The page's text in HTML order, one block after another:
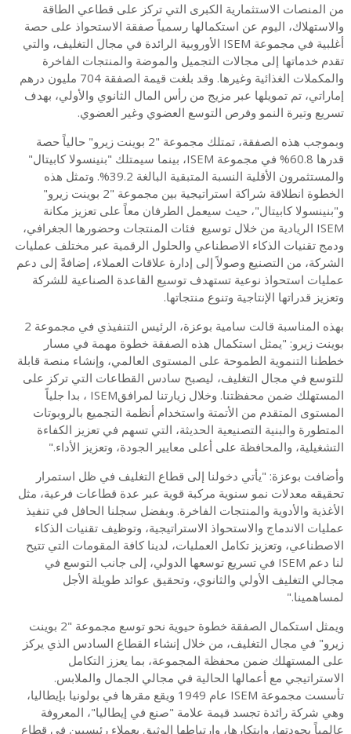
من المنصات الاستثمارية الكبرى التي تركز على قطاعي الطاقة
والاستهلاك، اليوم عن استكمالها رسمياً صفقة الاستحواذ على حصة
أغلبية في مجموعة ISEM الأوروبية الرائدة في مجال التغليف، والتي
تقدم خدماتها إلى مجالات التجميل والموضة والمنتجات الفاخرة
والمكملات الغذائية وغيرها. وقد بلغت قيمة الصفقة 704 مليون درهم
إماراتي، تم تمويلها عبر مزيج من رأس المال الثانوي والأولي، بهدف
تسريع وتيرة النمو وفرص التوسع العضوي وغير العضوي.
وبموجب هذه الصفقة، تمتلك مجموعة "2 بوينت زيرو" حالياً حصة
قدرها 60.8% في مجموعة ISEM، بينما سيمتلك "بنينسولا كابيتال"
والمستثمرون الأقلية النسبة المتبقية البالغة 39.2%. وتمثل هذه
الخطوة انطلاقة شراكة استراتيجية بين مجموعة "2 بوينت زيرو"
و"بنينسولا كابيتال"، حيث سيعمل الطرفان معاً على تعزيز مكانة
ISEM الريادية من خلال توسيع فئات المنتجات وحضورها الجغرافي،
ودمج تقنيات الذكاء الاصطناعي والحلول الرقمية عبر مختلف عمليات
الشركة، من التصنيع وصولاً إلى إدارة علاقات العملاء، إضافةً إلى دعم
عمليات استحواذ نوعية تستهدف توسيع القاعدة الصناعية للشركة
وتعزيز قدراتها الإنتاجية وتنوع منتجاتها.
بهذه المناسبة قالت سامية بوعزة، الرئيس التنفيذي في مجموعة 2
بوينت زيرو: "يمثل استكمال هذه الصفقة خطوة مهمة في مسار
خططنا التنموية الطموحة على المستوى العالمي، وإنشاء منصة قابلة
للتوسع في مجال التغليف، ليصبح سادس القطاعات التي تركز على
المستهلك ضمن محفظتنا. وخلال زيارتنا لمرافقISEM ، بدا جلياً
المستوى المتقدم من الأتمتة واستخدام أنظمة التجميع بالروبوتات
المتطورة والبنية التصنيعية الحديثة، التي تسهم في تعزيز الكفاءة
التشغيلية، والمحافظة على أعلى معايير الجودة، وتعزيز الأداء."
وأضافت بوعزة: "يأتي دخولنا إلى قطاع التغليف في ظل استمرار
تحقيقه معدلات نمو سنوية مركبة قوية عبر عدة قطاعات فرعية، مثل
الأغذية والأدوية والمنتجات الفاخرة. وبفضل سجلنا الحافل في تنفيذ
عمليات الاندماج والاستحواذ الاستراتيجية، وتوظيف تقنيات الذكاء
الاصطناعي، وتعزيز تكامل العمليات، لدينا كافة المقومات التي تتيح
لنا دعم ISEM في تسريع توسعها الدولي، إلى جانب التوسع في
مجالي التغليف الأولي والثانوي، وتحقيق عوائد طويلة الأجل
لمساهمينا."
ويمثل استكمال الصفقة خطوة حيوية نحو توسع مجموعة "2 بوينت
زيرو" في مجال التغليف، من خلال إنشاء القطاع السادس الذي يركز
على المستهلك ضمن محفظة المجموعة، بما يعزز التكامل
الاستراتيجي مع أعمالها الحالية في مجالي الجمال والملابس.
تأسست مجموعة ISEM عام 1949 ويقع مقرها في بولونيا بإيطاليا،
وهي شركة رائدة تجسد قيمة علامة "صنع في إيطاليا"، المعروفة
عالمياً بجودتها، وابتكارها، وارتباطها الوثيق بعملاء رئيسيين في قطاع